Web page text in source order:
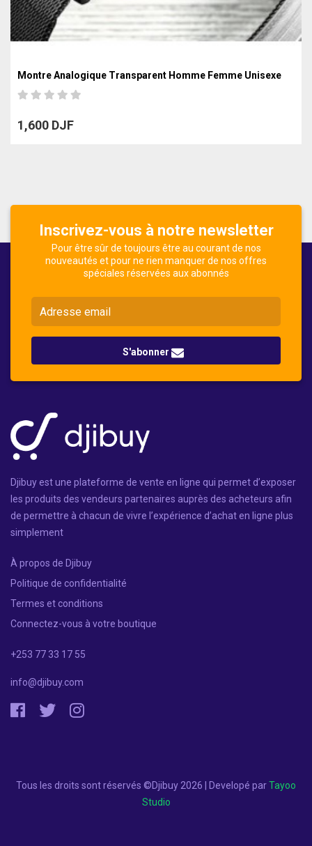
Montre Analogique Transparent Homme Femme Unisexe
1,600 DJF
Inscrivez-vous à notre newsletter
Pour être sûr de toujours être au courant de nos
nouveautés et pour ne rien manquer de nos offres
spéciales réservées aux abonnés
S'abonner
Djibuy est une plateforme de vente en ligne qui permet d’exposer
les produits des vendeurs partenaires auprès des acheteurs afin
de permettre à chacun de vivre l’expérience d’achat en ligne plus
simplement
À propos de Djibuy
Politique de confidentialité
Termes et conditions
Connectez-vous à votre boutique
+253 77 33 17 55
info@djibuy.com
Tous les droits sont réservés ©Djibuy 2026 | Developé parTayoo
Studio